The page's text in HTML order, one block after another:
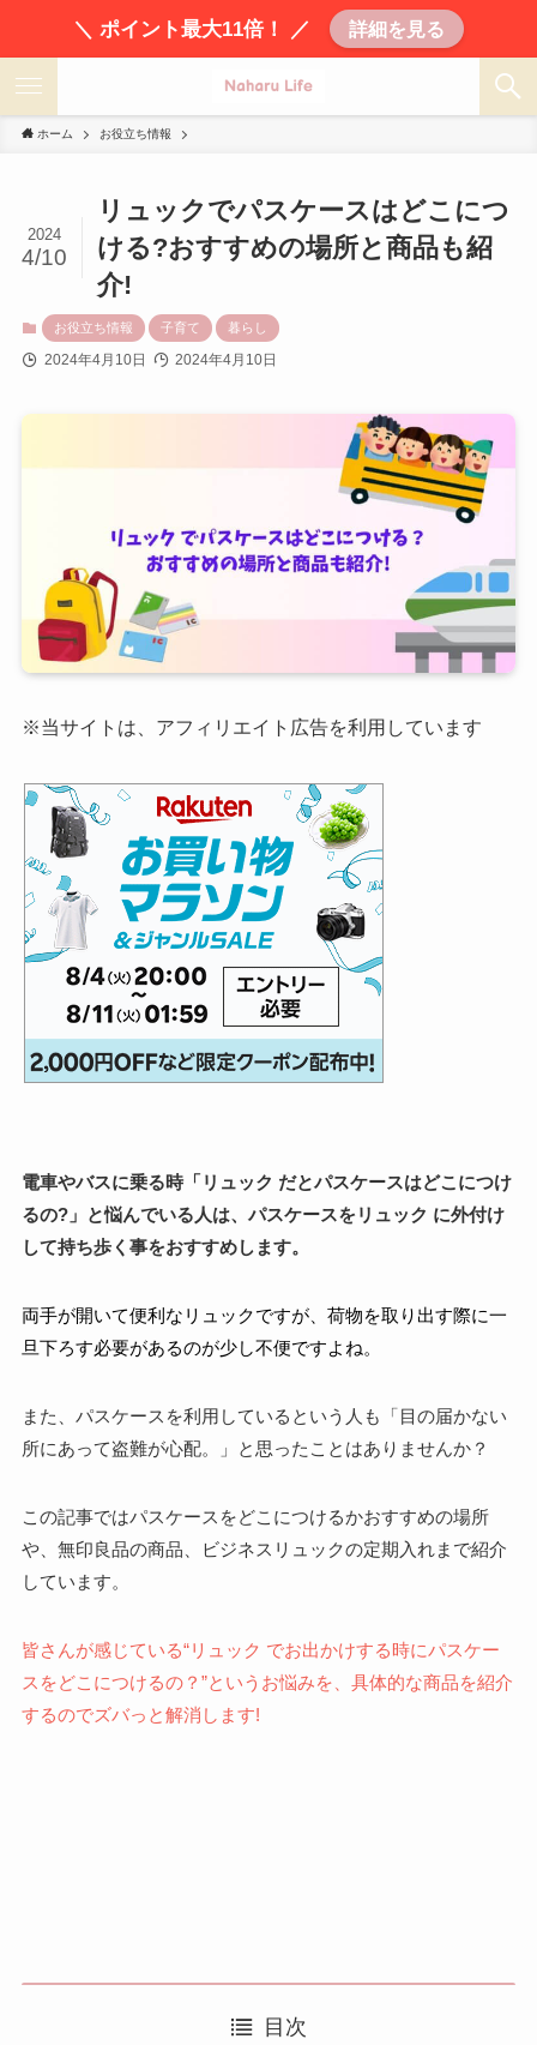
＼ ポイント最大11倍！ ／ 詳細を見る
ホーム お役立ち情報
リュックでパスケースはどこにつ
ける?おすすめの場所と商品も紹
介!
2024
4/10
お役立ち情報 子育て 暮らし
2024年4月10日 2024年4月10日
※当サイトは、アフィリエイト広告を利用しています
電車やバスに乗る時「リュック だとパスケースはどこにつけ
るの?」と悩んでいる人は、パスケースをリュック に外付け
して持ち歩く事をおすすめします。
両手が開いて便利なリュックですが、荷物を取り出す際に一
旦下ろす必要があるのが少し不便ですよね。
また、パスケースを利用しているという人も「目の届かない
所にあって盗難が心配。」と思ったことはありませんか？
この記事ではパスケースをどこにつけるかおすすめの場所
や、無印良品の商品、ビジネスリュックの定期入れまで紹介
しています。
皆さんが感じている“リュック でお出かけする時にパスケー
スをどこにつけるの？”というお悩みを、具体的な商品を紹介
するのでズバっと解消します!
目次